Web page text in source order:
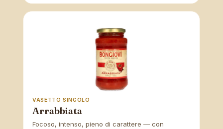
VASETTO SINGOLO
Arrabbiata
Focoso, intenso, pieno di carattere — con